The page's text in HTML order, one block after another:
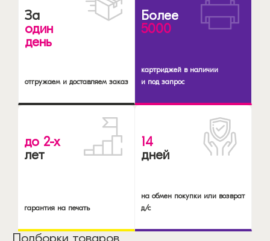
За
один
день
отгружаем и доставляем заказ
Более
5000
картриджей в наличии
и под запрос
до 2-х
лет
гарантия на печать
14
дней
на обмен покупки или возврат
д/с